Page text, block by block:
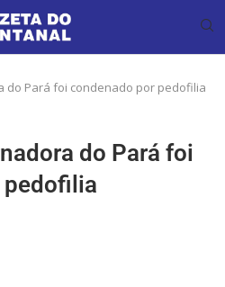
do Pará foi condenado por pedofilia
do Pará foi
pedofilia